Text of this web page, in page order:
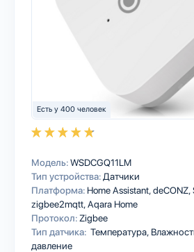
Есть у 400 человек
Модель:WSDCGQ11LM
Тип устройства: Датчики
Платформа: Home AssistantdeCONZ
zigbee2mqttAqara Home
Протокол: Zigbee
Тип датчика: Температура,
давление